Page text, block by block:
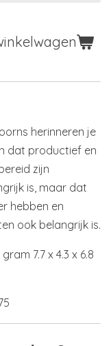
herinneren je
dat productief en
zijn
is, maar dat
hebben en
ook belangrijk is.
7.7 x 4.3 x 6.8